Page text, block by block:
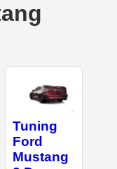
Tuning
Ford
Mustang